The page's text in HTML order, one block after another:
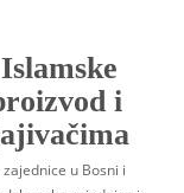
i
u Bosni i